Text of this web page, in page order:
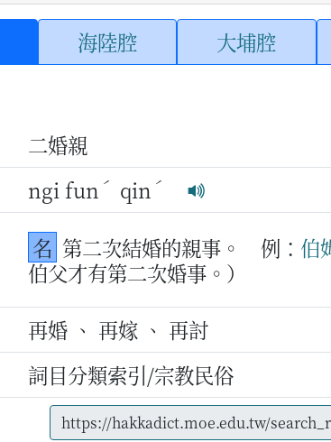
海陸腔 大埔腔
二婚親
ngi fun ˊ qin ˊ
名 第二次結婚的親事。 例： 伯
伯父才有第二次婚事。）
再婚 、 再嫁 、 再討
詞目分類索引/宗教民俗